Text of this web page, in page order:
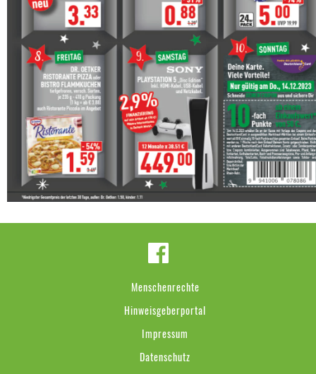
Menschenrechte
Hinweisgeberportal
Impressum
Datenschutz